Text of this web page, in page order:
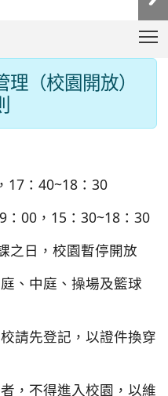
（校園開放）
：40~18：30
00，15：30~18：30
日，校園暫停開放
、中庭、操場及籃球
請先登記，以證件換穿
，不得進入校園，以維